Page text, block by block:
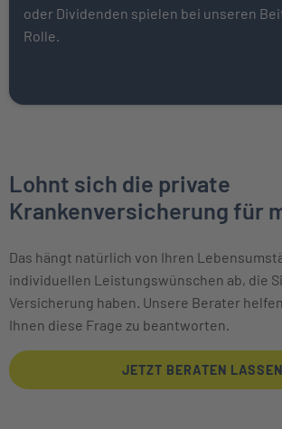
oder Dividenden spielen bei unseren
Rolle.
Lohnt sich die private
Krankenversicherung für
Das hängt natürlich von Ihren
individuellen Leistungs­wünschen ab, die
Versicherung haben. Unsere Berater
Ihnen diese Frage zu beantworten.
JETZT BERATEN LASSEN